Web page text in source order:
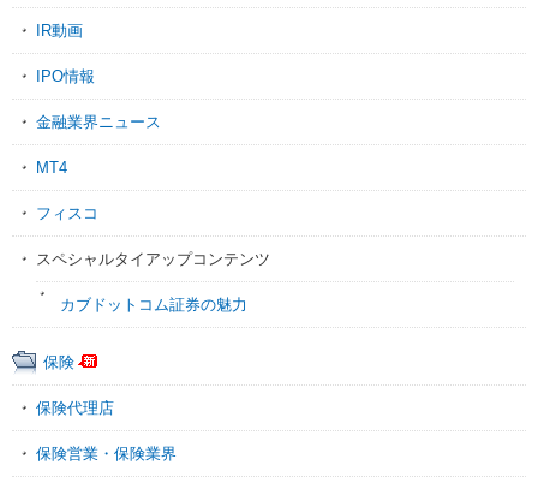
IR動画
IPO情報
金融業界ニュース
MT4
フィスコ
スペシャルタイアップコンテンツ
カブドットコム証券の魅力
保険
保険代理店
保険営業・保険業界